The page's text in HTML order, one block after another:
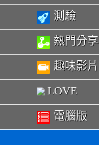
測驗
熱門分享
趣味影片
LOVE
電腦版